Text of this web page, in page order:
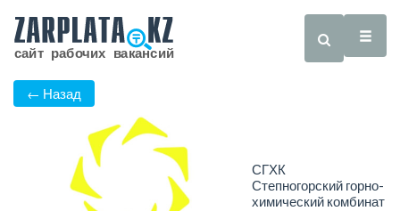
← Назад
СГХК
Степногорский горно-
химический комбинат